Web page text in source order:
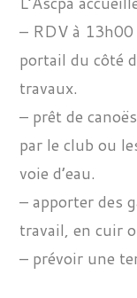
– RDV à 13h00
portail du côté
travaux.
– prêt de
par le club ou
voie d’eau.
– apporter des
travail, en cuir
– prévoir une